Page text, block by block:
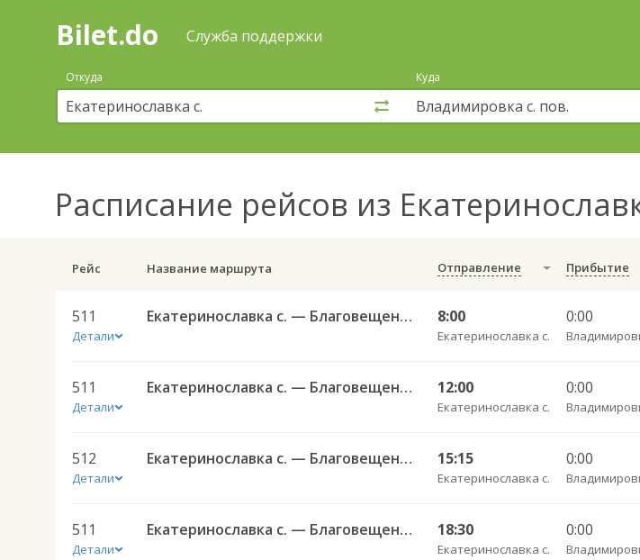
Поиск
покупка
билетов
автобус
онлайн
Bilet.do Служба поддержки
Откуда Куда
Расписание рейсов из
Рейс Название маршрута Отправление Прибытие
511
Детали
Екатеринославка с. — Благовещенск АВ ч/з Тамбовка 511 8:00
Екатеринославка с.
0:00
511
Детали
Екатеринославка с. — Благовещенск АВ ч/з Тамбовка 511 12:00
Екатеринославка с.
0:00
512
Детали
Екатеринославка с. — Благовещенск АВ ч/з Ивановку 512 15:15
Екатеринославка с.
0:00
511
Детали
Екатеринославка с. — Благовещенск АВ ч/з Тамбовка 511 18:30
Екатеринославка с.
0:00